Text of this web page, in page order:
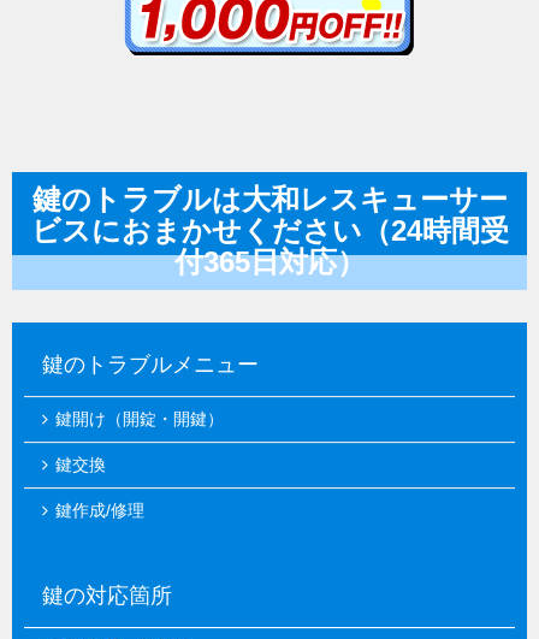
鍵のトラブルは大和レスキューサー
ビスにおまかせください（24時間受
付365日対応）
鍵のトラブルメニュー
鍵開け（開錠・開鍵）
鍵交換
鍵作成/修理
鍵の対応箇所